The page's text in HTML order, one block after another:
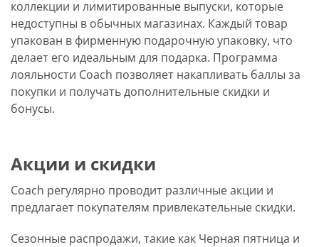
коллекции и лимитированные выпуски, которые
недоступны в обычных магазинах. Каждый товар
упакован в фирменную подарочную упаковку, что
делает его идеальным для подарка. Программа
лояльности Coach позволяет накапливать баллы за
покупки и получать дополнительные скидки и
бонусы.
Акции и скидки
Coach регулярно проводит различные акции и
предлагает покупателям привлекательные скидки.
Сезонные распродажи, такие как Черная пятница и